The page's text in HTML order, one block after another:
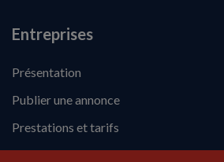
Entreprises
Présentation
Publier une annonce
Prestations et tarifs